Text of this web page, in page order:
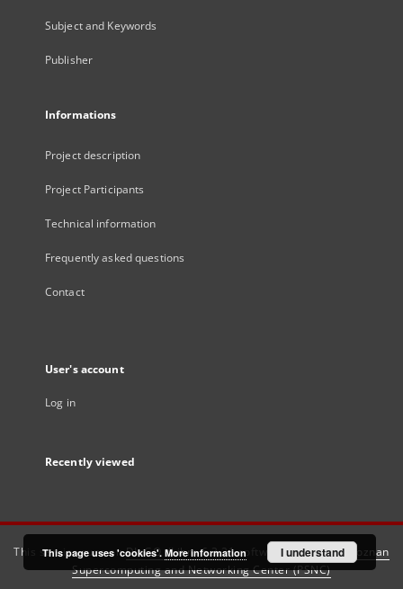
Subject and Keywords
Publisher
Informations
Project description
Project Participants
Technical information
Frequently asked questions
Contact
User's account
Log in
Recently viewed
This service runs onDInGO dLibra 6.3.21software created by
Poznan
Supercomputing and Networking Center (PSNC)
This page uses 'cookies'. More information I understand